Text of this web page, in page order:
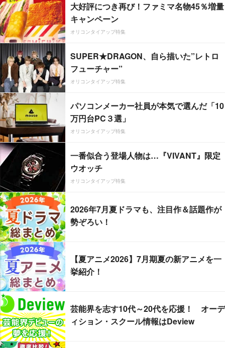
大好評につき再び！ファミマ名物45％増量
キャンペーン
オリコンタイアップ特集
SUPER★DRAGON、自ら描いた”レトロ
フューチャー”
オリコンタイアップ特集
パソコンメーカー社員が本気で選んだ「10
万円台PC３選」
オリコンタイアップ特集
一番似合う登場人物は…『VIVANT』限定
ウオッチ
オリコンタイアップ特集
2026年7月夏ドラマも、注目作＆話題作が
勢ぞろい！
【夏アニメ2026】7月期夏の新アニメを一
挙紹介！
芸能界を志す10代～20代を応援！ オーデ
ィション・スクール情報はDeview